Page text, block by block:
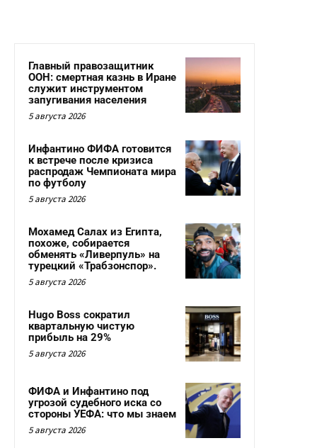
Главный правозащитник
ООН: смертная казнь в Иране
служит инструментом
запугивания населения
5 августа 2026
Инфантино ФИФА готовится
к встрече после кризиса
распродаж Чемпионата мира
по футболу
5 августа 2026
Мохамед Салах из Египта,
похоже, собирается
обменять «Ливерпуль» на
турецкий «Трабзонспор».
5 августа 2026
Hugo Boss сократил
квартальную чистую
прибыль на 29%
5 августа 2026
ФИФА и Инфантино под
угрозой судебного иска со
стороны УЕФА: что мы знаем
5 августа 2026